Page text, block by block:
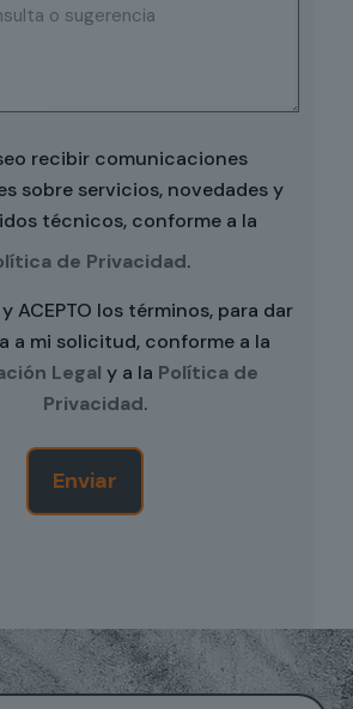
recibir comunicaciones
sobre servicios, novedades y
técnicos, conforme a la
de Privacidad.
ACEPTO los términos, para dar
a mi solicitud, conforme a la
Legal y a la Política de
Privacidad.